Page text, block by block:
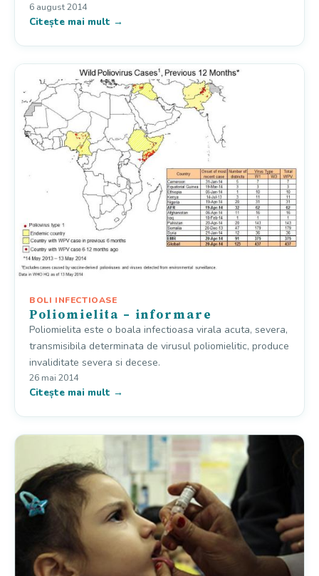
6 august 2014
Citește mai mult →
BOLI INFECTIOASE
Poliomielita – informare
Poliomielita este o boala infectioasa virala acuta, severa,
transmisibila determinata de virusul poliomielitic, produce
invaliditate severa si decese.
26 mai 2014
Citește mai mult →